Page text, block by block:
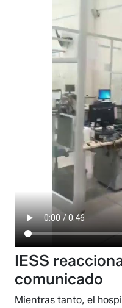
IESS
comunicado
Mientras tanto, el